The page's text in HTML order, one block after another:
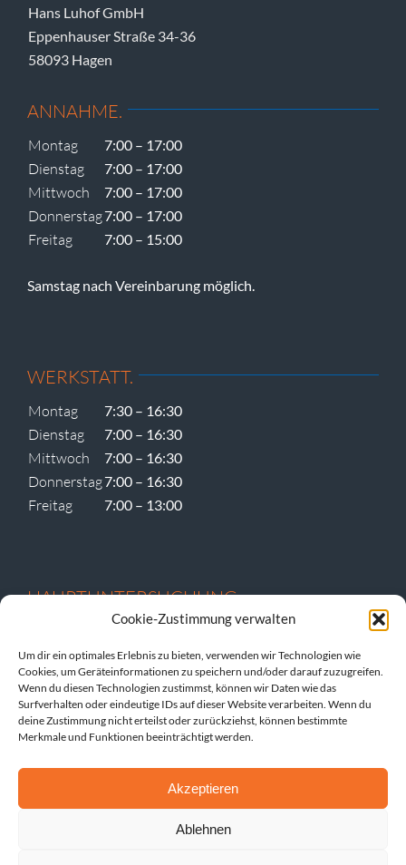
Cookie-Zustimmung verwalten
Um dir ein optimales Erlebnis zu bieten, verwenden wir Technologien wie
Cookies, um Geräteinformationen zu speichern und/oder darauf zuzugreifen.
Wenn du diesen Technologien zustimmst, können wir Daten wie das
Surfverhalten oder eindeutige IDs auf dieser Website verarbeiten. Wenn du
deine Zustimmung nicht erteilst oder zurückziehst, können bestimmte
Merkmale und Funktionen beeinträchtigt werden.
Akzeptieren
Ablehnen
Hans Luhof GmbH
Eppenhauser Straße 34-36
58093 Hagen
ANNAHME.
Montag 7:00 – 17:00
Dienstag 7:00 – 17:00
Mittwoch 7:00 – 17:00
Donnerstag7:00 – 17:00
Freitag 7:00 – 15:00
Samstag nach Vereinbarung möglich.
WERKSTATT.
Montag 7:30 – 16:30
Dienstag 7:00 – 16:30
Mittwoch 7:00 – 16:30
Donnerstag7:00 – 16:30
Freitag 7:00 – 13:00
HAUPTUNTERSUCHUNG
Dienstag vormittags
Donnerstag vormittags
und nach Vereinbarung.
SCHADEN MELDEN